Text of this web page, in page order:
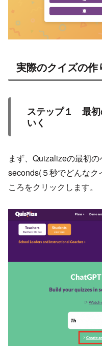
実際のクイズの
ステップ１ 最初
いく
まず、Quizalizeの最初
seconds(５秒でどんなク
ころをクリックします。